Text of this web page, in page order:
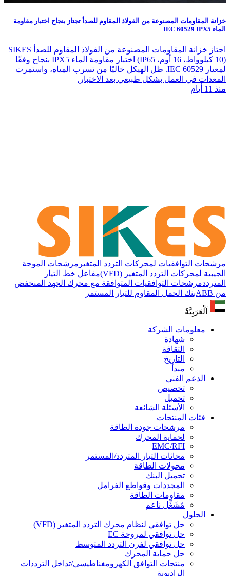
خزانة المقاومات المصنوعة من الفولاذ المقاوم للصدأ تجتاز بنجاح اختبار مقاومة
الماء IEC 60529 IPX5
اجتاز خزانة المقاومات المصنوعة من الفولاذ المقاوم للصدأ SIKES
(10 كيلوواط، 16 أوم، IP65) اختبار مقاومة الماء IPX5 بنجاح وفقًا
لمعيار IEC 60529. ظل الهيكل خاليًا من تسرب المياه، واستمرت
المعدات في العمل بشكل طبيعي بعد الاختبار.
منذ 11 أيام
مرشحات التوافقيات لمحركات التردد المتغير مرشحات الموجة
الجيبية لمحركات التردد المتغير (VFD)
مفاعل خط التيار
المترددمرشحات التوافقيات المتوافقة مع محرك الجهد المنخفض
من ABB
بنك الحمل المقاوم للتيار المستمر
اَلْعَرَبِيَّةُ
معلومات الشركة
شهادة
الثقافة
التاريخ
مبدأ
الدعم الفني
تخصيص
تحميل
الأسئلة الشائعة
فئات المنتجات
مرشحات جودة الطاقة
لحماية المحرك
EMC/RFI
محاثات التيار المتردد/المستمر
محولات الطاقة
تحميل البنك
المجددات وقواطع الفرامل
مقاومات الطاقة
مُشَغِّل ناعم
الحلول
حل توافقي لنظام محرك التردد المتغير (VFD)
حل توافقي لمروحة EC
حل توافقي لفرن التردد المتوسط
حل حماية المحرك
منتجات التوافق الكهرومغناطيسي/تداخل الترددات
الراديوية